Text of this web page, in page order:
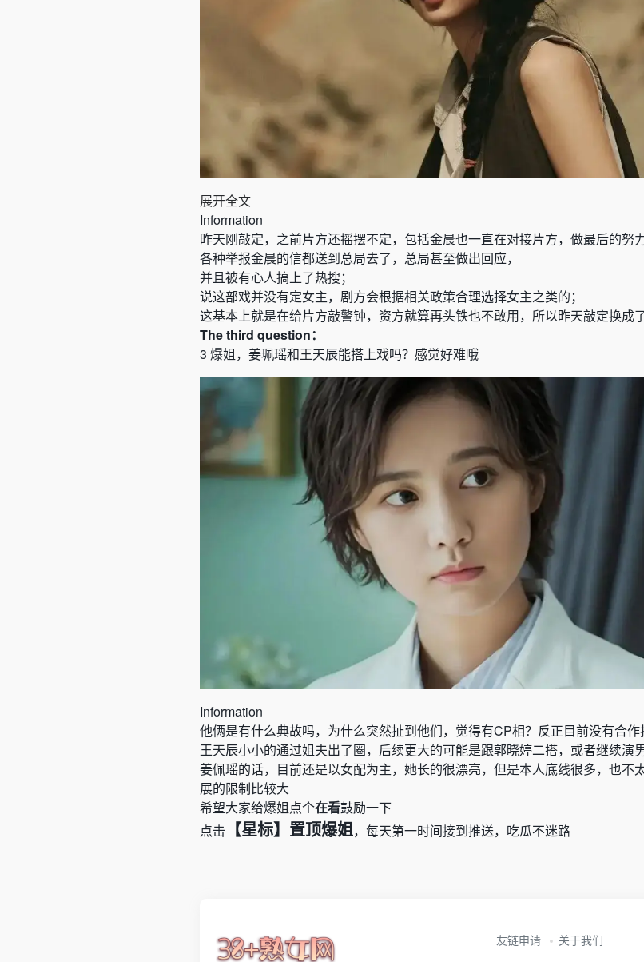
展开全文
Information
昨天刚敲定，之前片方还摇摆不定，包括金晨也一直在对接片方，做最后的努
各种举报金晨的信都送到总局去了，总局甚至做出回应，
并且被有心人搞上了热搜；
说这部戏并没有定女主，剧方会根据相关政策合理选择女主之类的；
这基本上就是在给片方敲警钟，资方就算再头铁也不敢用，所以昨天敲定换成
Thethird question：
3 爆姐，姜珮瑶和王天辰能搭上戏吗？感觉好难哦
Information
他俩是有什么典故吗，为什么突然扯到他们，觉得有CP相？反正目前没有合作
王天辰小小的通过姐夫出了圈，后续更大的可能是跟郭晓婷二搭，或者继续演男
姜佩瑶的话，目前还是以女配为主，她长的很漂亮，但是本人底线很多，也不
展的限制比较大
希望大家给爆姐点个在看鼓励一下
点击
【星标】置顶爆姐，每天第一时间接到推送，吃瓜不迷路
友链申请 关于我们